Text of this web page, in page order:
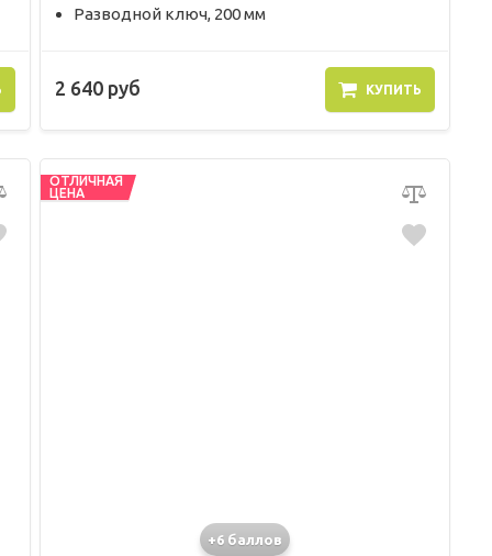
Разводной ключ, 200 мм
2 640 руб КУПИТЬ
ОТЛИЧНАЯ
ЦЕНА
+6 баллов